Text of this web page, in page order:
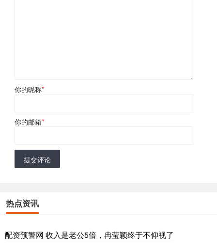
你的昵称*
你的邮箱*
提交评论
热点资讯
配资预警网 收入是老公5倍，冉莹颖终于不仰视了